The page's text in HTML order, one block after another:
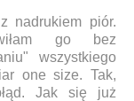
nadrukiem piór.
go bez
wszystkiego
one size. Tak,
Jak się już